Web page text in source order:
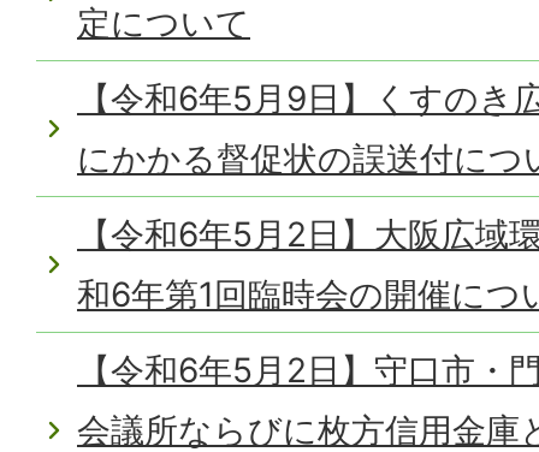
定について
【令和6年5月9日】くすのき
にかかる督促状の誤送付につ
【令和6年5月2日】大阪広域
和6年第1回臨時会の開催につ
【令和6年5月2日】守口市・
会議所ならびに枚方信用金庫